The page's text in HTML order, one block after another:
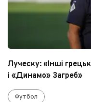
Луческу: «Інші
і «Динамо» Загреб»
Футбол